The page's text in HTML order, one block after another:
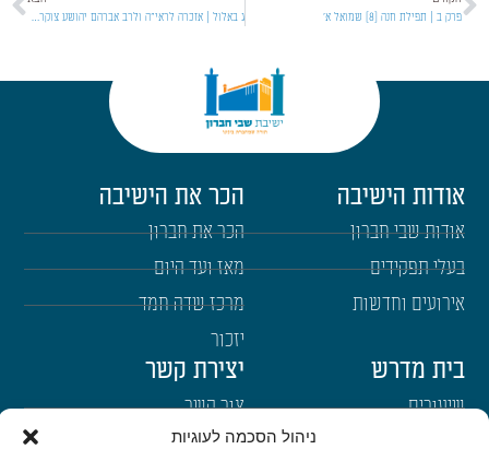
ניהול הסכמה לעוגיות
פרק ב | תפילת חנה [8] שמואל א' ג באלול | אזכרה לראי"ה ולרב אברהם יהושע צוקרמן זצ"ל
אודות הישיבה
אודות שבי חברון
בעלי תפקידים
אירועים וחדשות
הכר את הישיבה
הכר את חברון
מאז ועד היום
מרכז שדה חמד
יזכור
בית מדרש
שיעורים
יצירת קשר
צור קשר
הרשמה לשבו"ש